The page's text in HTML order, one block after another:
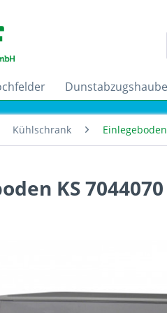
Kühlschrank
KS 7044070